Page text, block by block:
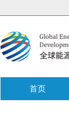
首页